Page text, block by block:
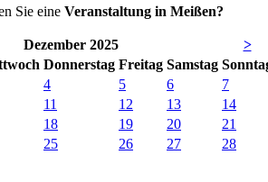
Sie eine Veranstaltung in Meißen?
Dezember 2025
>
Donnerstag Freitag Samstag So
4 5 6
7
11 12 13
14
18 19 20
21
25 26 27
28